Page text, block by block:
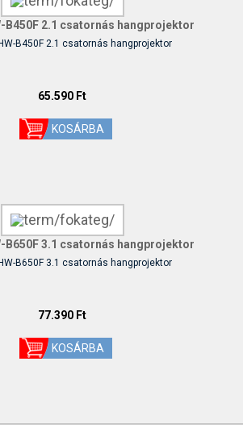
B450F 2.1 csatornás hangprojektor
B450F 2.1 csatornás hangprojektor
65.590 Ft
B650F 3.1 csatornás hangprojektor
B650F 3.1 csatornás hangprojektor
77.390 Ft